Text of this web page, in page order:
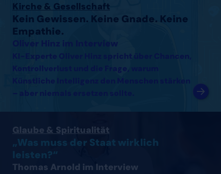
Kirche & Gesellschaft
Kein Gewissen. Keine Gnade. Keine
Empathie.
Oliver Hinz im Interview
KI-Experte Oliver Hinz spricht über Chancen,
Kontrollverlust und die Frage, warum
Künstliche Intelligenz den Menschen stärken
– aber niemals ersetzen sollte.
Glaube & Spiritualität
„Was muss der Staat wirklich
leisten?“
Thomas Arnold im Interview